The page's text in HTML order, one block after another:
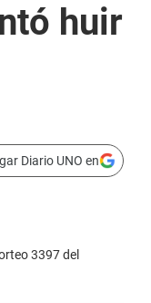
huir
Diario UNO en
3397 del